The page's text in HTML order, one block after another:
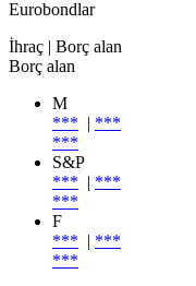
Eurobondlar
İhraç | Borç alan
Borç alan
M
*** | ***
***
S&P
*** | ***
***
F
*** | ***
***